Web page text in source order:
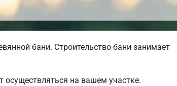
бани. Строительство бани занимает
на вашем участке.